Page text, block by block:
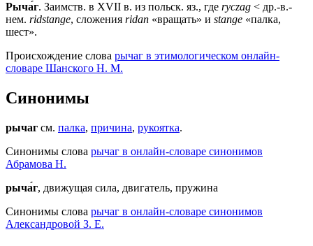
Рыча́г. Заимств. в XVII в. из польск. яз., где ryczag < др.-в.-
нем. ridstange, сложения ridan «вращать» и stange «палка,
шест».
Происхождение слова рычаг в этимологическом онлайн-
словаре Шанского Н. М.
Синонимы
рычаг см. палка, причина, рукоятка.
Синонимы слова рычаг в онлайн-словаре синонимов
Абрамова Н.
рыча́г, движущая сила, двигатель, пружина
Синонимы слова рычаг в онлайн-словаре синонимов
Александровой З. Е.